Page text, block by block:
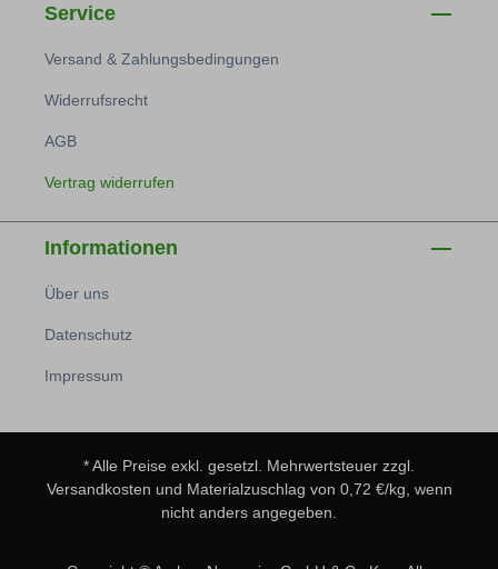
Service
Versand & Zahlungsbedingungen
Widerrufsrecht
AGB
Vertrag widerrufen
Informationen
Über uns
Datenschutz
Impressum
* Alle Preise exkl. gesetzl. Mehrwertsteuer zzgl.
Versandkosten und Materialzuschlag von 0,72 €/kg, wenn
nicht anders angegeben.